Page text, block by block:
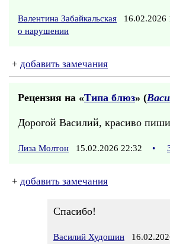
Валентина Забайкальская 16.02.2026
о нарушении
+ добавить замечания
Рецензия на «Типа блюз» (
Дорогой Василий, красиво
Лиза Молтон 15.02.2026 22:32 •
+ добавить замечания
Спасибо!
Василий Худошин